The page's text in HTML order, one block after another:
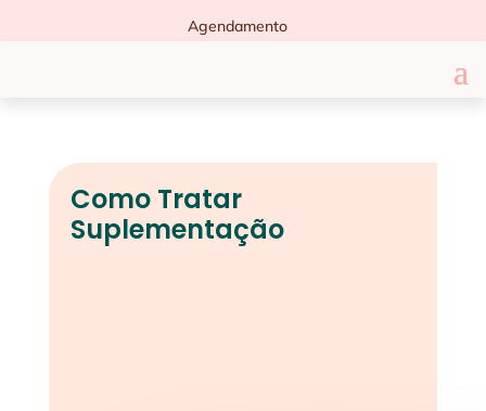
Agendamento
Como Tratar
Suplementação